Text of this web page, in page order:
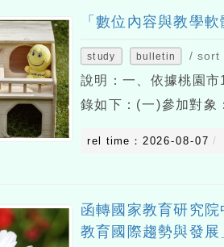
「數位內容與教學
study bulletin / sort
說明：一、依據桃園
錄如下：(一)參加對象
rel time：2026-08-07
函轉國家教育研究
教育國際趨勢與發展